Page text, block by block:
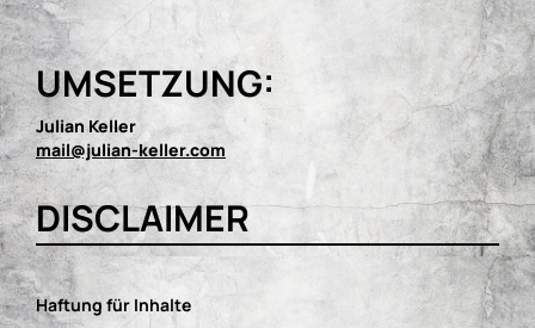
UMSETZUNG:
Julian Keller
mail@julian-keller.com
DISCLAIMER
Haftung für Inhalte